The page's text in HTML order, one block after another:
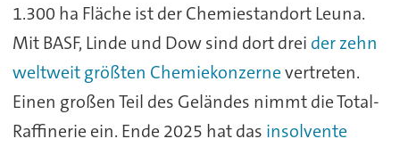
1.300 ha Fläche ist der Chemiestandort Leuna.
Mit BASF, Linde und Dow sind dort drei der zehn
weltweit größten Chemiekonzernevertreten.
Einen großen Teil des Geländes nimmt die Total-
Raffinerie ein. Ende 2025 hat das insolvente